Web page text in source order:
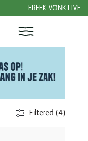
FREEK VONK LIVE
Filtered (4)